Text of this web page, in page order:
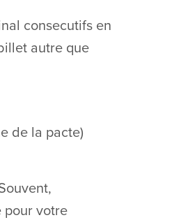
consecutifs en
autre que
de la pacte)
pour votre